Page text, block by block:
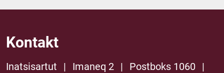
Kontakt
Inatsisartut | Imaneq 2 | Postboks 1060
|